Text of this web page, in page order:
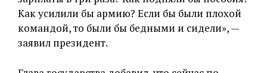
Как усилили бы армию? Если бы были плохой
командой, то были бы бедными и сидели», —
заявил президент.